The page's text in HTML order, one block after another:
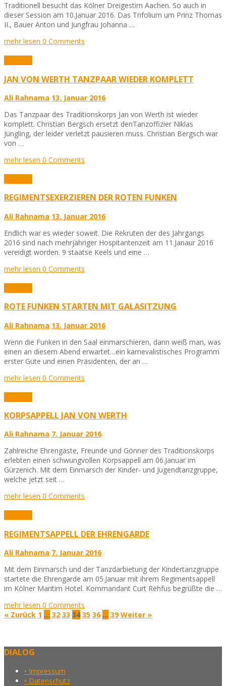
Traditionell besucht das Kölner Dreigestirn Aachen. So auch in
dieser Session am 10.Januar 2016. Das Trifolium um Prinz Thomas
II., Bauer Anton und Jungfrau Johanna …
mehr lesen 0 Comments
JAN VON WERTH TANZPAAR WIEDER KOMPLETT
Ali Rahnama 13. Januar 2016
Das Tanzpaar des Traditionskorps Jan von Werth ist wieder
komplett. Christian Bergsch ersetzt denTanzoffizier Niklas
Jüngling, der leider verletzt pausieren muss. Christian Bergsch war
von …
mehr lesen 0 Comments
REGIMENTSEXERZIEREN DER ROTEN FUNKEN
Ali Rahnama 13. Januar 2016
Endlich war es wieder soweit. Die Rekruten der des Jahrgangs
2016 sind nach mehrjähriger Hospitantenzeit am 11.Janaur 2016
vereidigt worden. 9 staatse Keels und eine …
mehr lesen 0 Comments
ROTE FUNKEN STARTEN MIT GALASITZUNG
Ali Rahnama 13. Januar 2016
Wenn die Funken in den Saal einmarschieren, dann weiß man, was
einen an diesem Abend erwartet…ein karnevalistisches Programm
erster Güte und einen Präsidenten, der an …
mehr lesen 0 Comments
KORPSAPPELL JAN VON WERTH
Ali Rahnama 7. Januar 2016
Zahlreiche Ehrengäste, Freunde und Gönner des Traditionskorps
erlebten einen schwungvollen Korpsappell am 06.Januar im
Gürzenich. Mit dem Einmarsch der Kinder- und Jugendtanzgruppe,
welche jetzt seit …
mehr lesen 0 Comments
REGIMENTSAPPELL DER EHRENGARDE
Ali Rahnama 7. Januar 2016
Mit dem Einmarsch und der Tanzdarbietung der Kindertanzgruppe
startete die Ehrengarde am 05.Januar mit ihrem Regimentsappell
im Kölner Maritim Hotel. Kommandant Curt Rehfus begrüßte die …
mehr lesen 0 Comments
« Zurück 1 … 32 33 34 35 36 … 39 Weiter »
DIALOG
• Impressum
• Datenschutz